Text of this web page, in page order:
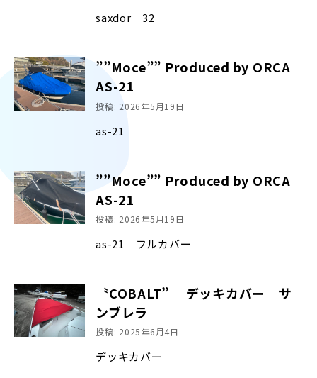
saxdor 32
””Moce”” Produced by ORCA
AS-21
投稿: 2026年5月19日
as-21
””Moce”” Produced by ORCA
AS-21
投稿: 2026年5月19日
as-21 フルカバー
〝COBALT” デッキカバー サ
ンブレラ
投稿: 2025年6月4日
デッキカバー